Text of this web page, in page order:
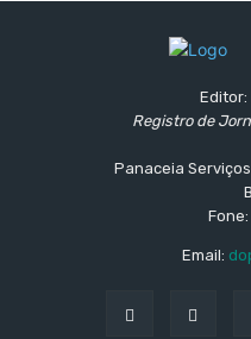
Editor:
Registro de
Panaceia
Email: